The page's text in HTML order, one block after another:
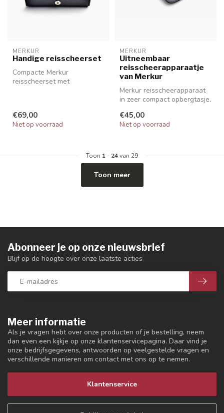
MERKUR
Handige reisscheerset
Compacte Merkur
reisscheerset met
€69,00
Niet op voorraad
MERKUR
Uitneembaar
reisscheerapparaatje
van Merkur
Merkur reisscheerapparaat
in zeer compact opbergtasje,
€45,00
Niet op voorraad
Toon 1 - 24van 29
Toon meer
Meer informatie
Als je vragen hebt over onze producten of je bestelling, neem
dan even een kijkje op onze klantenservicepagina. Daar vind je
onze bedrijfsgegevens, antwoorden op veelgestelde vragen en
verschillende manieren om contact met ons op te nemen.
Klantenservice
Abonneer je op onze nieuwsbrief
Blijf op de hoogte over onze laatste acties